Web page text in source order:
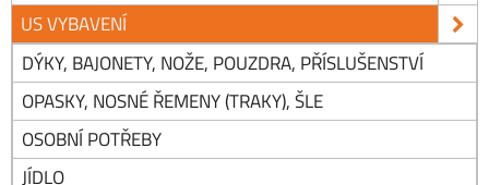
US VYBAVENÍ
DÝKY, BAJONETY, NOŽE, POUZDRA, PŘÍSLUŠENSTVÍ
OPASKY, NOSNÉ ŘEMENY (TRAKY), ŠLE
OSOBNÍ POTŘEBY
JÍDLO